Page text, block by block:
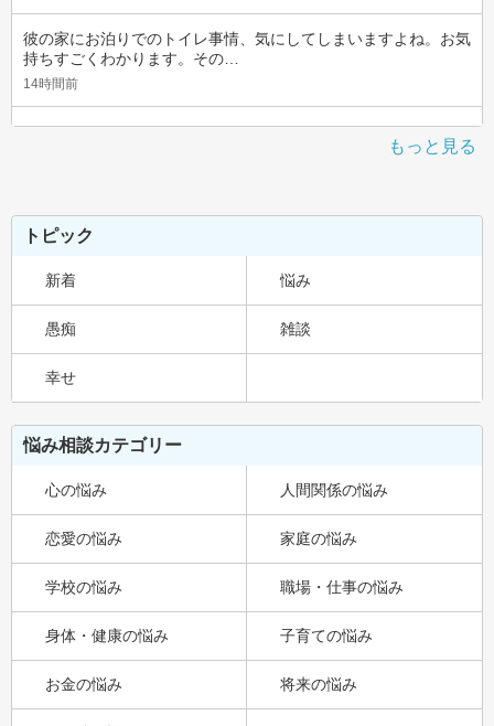
彼の家にお泊りでのトイレ事情、気にしてしまいますよね。お気
持ちすごくわかります。その…
14時間前
もっと見る
トピック
新着 悩み
愚痴 雑談
幸せ
悩み相談カテゴリー
心の悩み 人間関係の悩み
恋愛の悩み 家庭の悩み
学校の悩み 職場・仕事の悩み
身体・健康の悩み 子育ての悩み
お金の悩み 将来の悩み